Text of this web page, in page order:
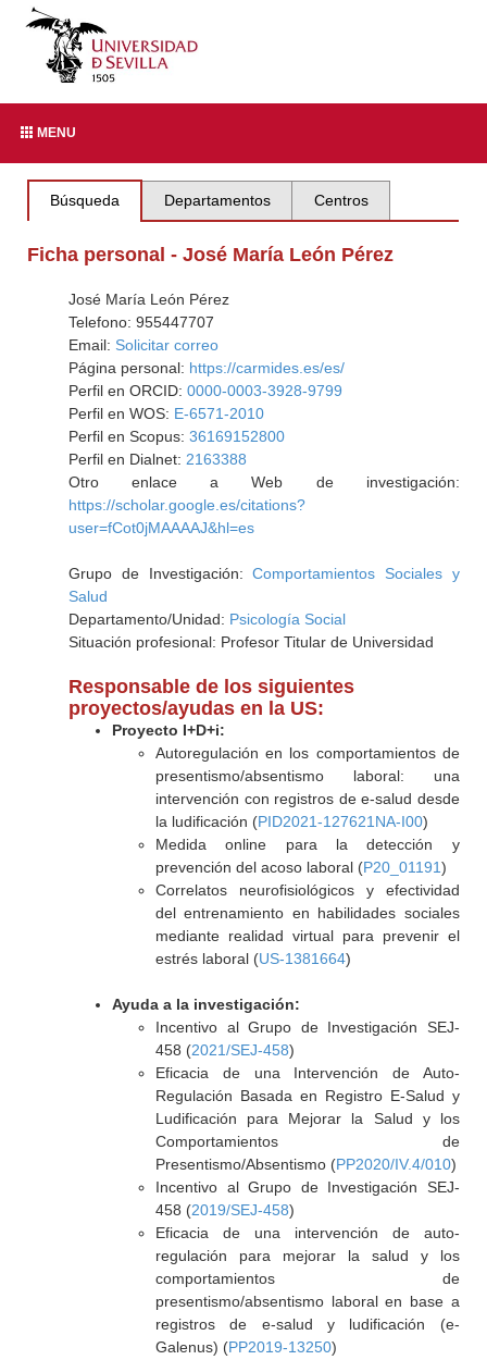
MENU
Búsqueda Departamentos Centros
Ficha personal - José María León Pérez
José María León Pérez
Telefono: 955447707
Email: Solicitar correo
Página personal: https://carmides.es/es/
Perfil en ORCID: 0000-0003-3928-9799
Perfil en WOS: E-6571-2010
Perfil en Scopus: 36169152800
Perfil en Dialnet: 2163388
Otro enlace a Web de investigación:
https://scholar.google.es/citations?
user=fCot0jMAAAAJ&hl=es
Grupo de Investigación:Comportamientos Sociales y
Salud
Departamento/Unidad: Psicología Social
Situación profesional: Profesor Titular de Universidad
Responsable de los siguientes
proyectos/ayudas en la US:
Proyecto I+D+i:
Autoregulación en los comportamientos de
presentismo/absentismo laboral: una
intervención con registros de e-salud desde
la ludificación (PID2021-127621NA-I00)
Medida online para la detección y
prevención del acoso laboral (P20_01191)
Correlatos neurofisiológicos y efectividad
del entrenamiento en habilidades sociales
mediante realidad virtual para prevenir el
estrés laboral (US-1381664)
Ayuda a la investigación:
Incentivo al Grupo de Investigación SEJ-
458 (2021/SEJ-458)
Eficacia de una Intervención de Auto-
Regulación Basada en Registro E-Salud y
Ludificación para Mejorar la Salud y los
Comportamientos de
Presentismo/Absentismo (PP2020/IV.4/010)
Incentivo al Grupo de Investigación SEJ-
458 (2019/SEJ-458)
Eficacia de una intervención de auto-
regulación para mejorar la salud y los
comportamientos de
presentismo/absentismo laboral en base a
registros de e-salud y ludificación (e-
Galenus) (PP2019-13250)